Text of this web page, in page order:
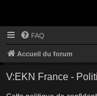
FAQ
Accueil du forum
V:EKN France -